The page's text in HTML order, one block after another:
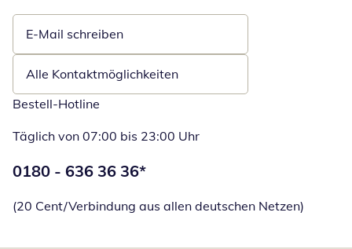
E-Mail schreiben
Öffnet E-Mail-Client
Alle Kontaktmöglichkeiten
Bestell-Hotline
Täglich von 07:00 bis 23:00 Uhr
Telefonnummer:
0180 - 636 36 36*
(20 Cent/Verbindung aus allen deutschen Netzen)